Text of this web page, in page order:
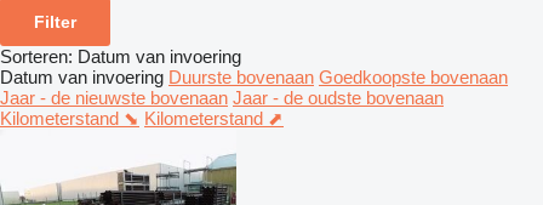
Filter
Sorteren: Datum van invoering
Datum van invoering Duurste bovenaan Goedkoopste bovenaan
Jaar - de nieuwste bovenaan Jaar - de oudste bovenaan
Kilometerstand ⬊ Kilometerstand ⬈